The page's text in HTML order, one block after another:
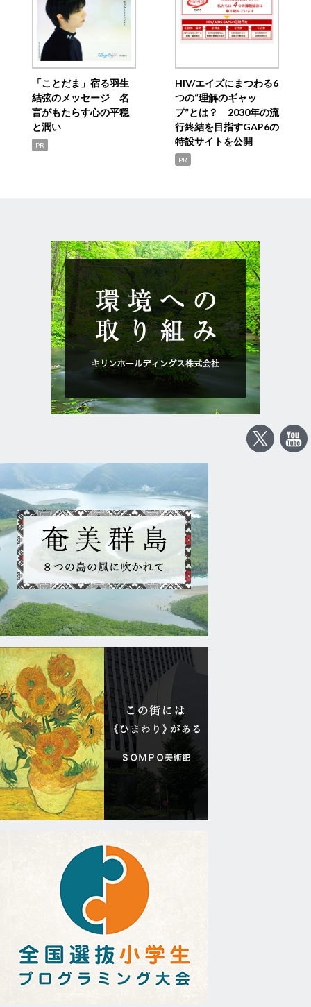
「ことだま」宿る羽生
結弦のメッセージ 名
言がもたらす心の平穏
と潤い
PR
HIV/エイズにまつわる6
つの“理解のギャッ
プ”とは？ 2030年の流
行終結を目指すGAP6の
特設サイトを公開
PR